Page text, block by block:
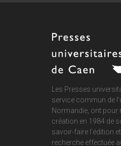
Les Presses
service commun de
Normandie, ont pour
création en 1984 de
savoir-faire l'édition
recherche effectuée